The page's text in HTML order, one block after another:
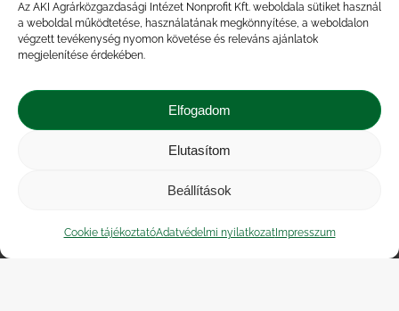
Az AKI Agrárközgazdasági Intézet Nonprofit Kft. weboldala sütiket használ
a weboldal működtetése, használatának megkönnyítése, a weboldalon
végzett tevékenység nyomon követése és releváns ajánlatok
megjelenítése érdekében.
Elfogadom
Elutasítom
Beállítások
Cookie tájékoztatóAdatvédelmi nyilatkozatImpresszum
készletalakulása, 2014. félév
Közérdekű adatok
| Adatvédelmi nyilatkozat
|